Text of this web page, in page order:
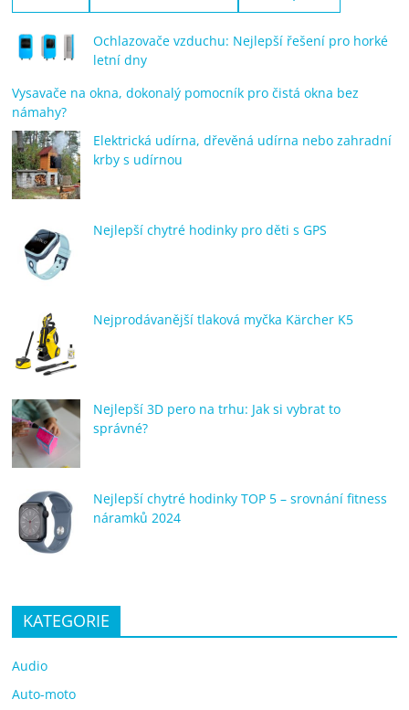
Ochlazovače vzduchu: Nejlepší řešení pro horké
letní dny
Vysavače na okna, dokonalý pomocník pro čistá okna bez
námahy?
Elektrická udírna, dřevěná udírna nebo zahradní
krby s udírnou
Nejlepší chytré hodinky pro děti s GPS
Nejprodávanější tlaková myčka Kärcher K5
Nejlepší 3D pero na trhu: Jak si vybrat to
správné?
Nejlepší chytré hodinky TOP 5 – srovnání fitness
náramků 2024
KATEGORIE
Audio
Auto-moto